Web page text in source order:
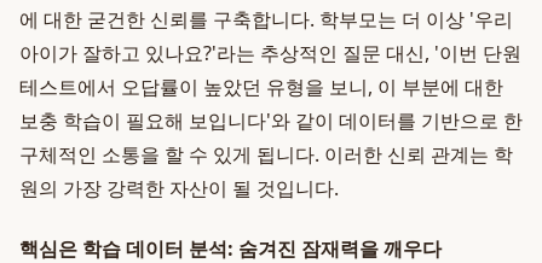
에 대한 굳건한 신뢰를 구축합니다. 학부모는 더 이상 '우리
아이가 잘하고 있나요?'라는 추상적인 질문 대신, '이번 단원
테스트에서 오답률이 높았던 유형을 보니, 이 부분에 대한
보충 학습이 필요해 보입니다'와 같이 데이터를 기반으로 한
구체적인 소통을 할 수 있게 됩니다. 이러한 신뢰 관계는 학
원의 가장 강력한 자산이 될 것입니다.
핵심은 학습 데이터 분석: 숨겨진 잠재력을 깨우다